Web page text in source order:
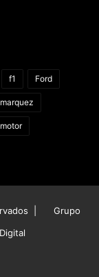
f1 Ford
|
Grupo